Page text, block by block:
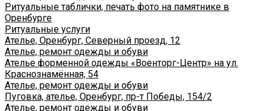
Ритуальные таблички, печать фото на памятнике в
Оренбурге
Ритуальные услуги
Ателье, Оренбург, Северный проезд, 12
Ателье, ремонт одежды и обуви
Ателье форменной одежды «Военторг-Центр» на ул.
Краснознамённая, 54
Ателье, ремонт одежды и обуви
Пуговка, ателье, Оренбург, пр-т Победы, 154/2
Ателье, ремонт одежды и обуви